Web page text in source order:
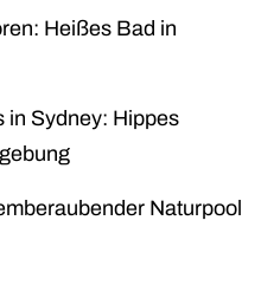
Heißes Bad in
in Sydney: Hippes
Naturpool